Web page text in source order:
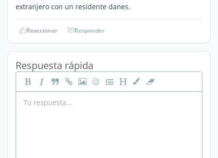
extranjero con un residente danes.
Reaccionar Responder
Respuesta rápida